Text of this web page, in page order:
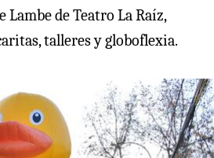
Lambe de Teatro La Raíz,
talleres y globoflexia.